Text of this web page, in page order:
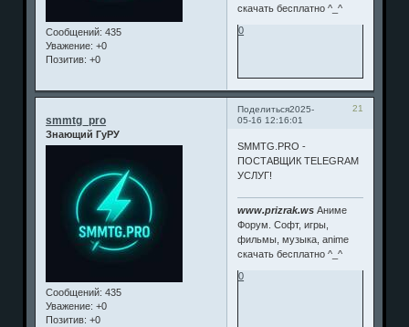
Сообщений: 435
Уважение: +0
Позитив: +0
скачать бесплатно ^_^
0
Поделиться 21
2025-
05-16 12:16:01
smmtg_pro
Знающий ГуРУ
Сообщений: 435
Уважение: +0
Позитив: +0
SMMTG.PRO -
ПОСТАВЩИК TELEGRAM
УСЛУГ!
www.prizrak.ws Аниме
Форум. Софт, игры,
фильмы, музыка, anime
скачать бесплатно ^_^
0